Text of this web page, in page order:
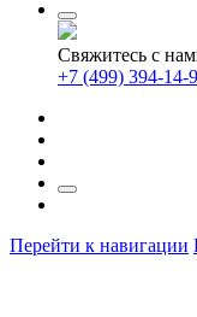
Свяжитесь с
+7 (499) 394-14-
Перейти к навигации